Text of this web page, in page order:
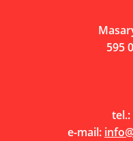
595
tel.:
e-mail: